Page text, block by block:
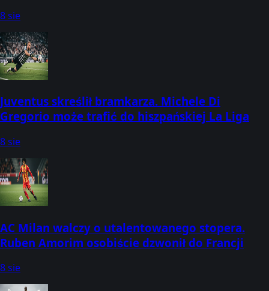
8 sie
Juventus skreślił bramkarza. Michele Di
Gregorio może trafić do hiszpańskiej La Liga
8 sie
AC Milan walczy o utalentowanego stopera.
Ruben Amorim osobiście dzwonił do Francji
8 sie